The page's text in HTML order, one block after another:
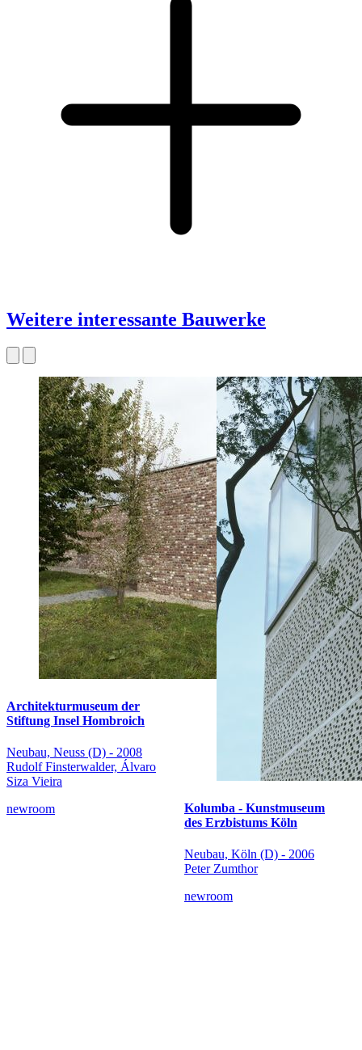
Weitere interessante Bauwerke
Architekturmuseum der
Stiftung Insel Hombroich
Neubau, Neuss (D) - 2008
Rudolf Finsterwalder, Álvaro
Siza Vieira
newroom
Kolumba - Kunstmuseum
des Erzbistums Köln
Neubau, Köln (D) - 2006
Peter Zumthor
newroom